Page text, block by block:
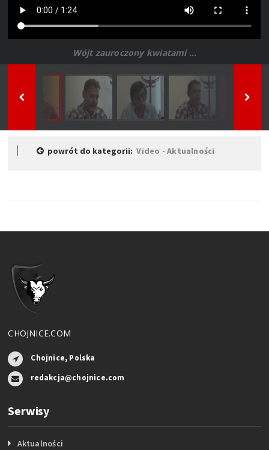
Wójt zauroczony kwiatami ...
powrót do kategorii:Video - Aktualności
CHOJNICE.COM
Chojnice, Polska
redakcja@chojnice.com
Serwisy
Aktualności